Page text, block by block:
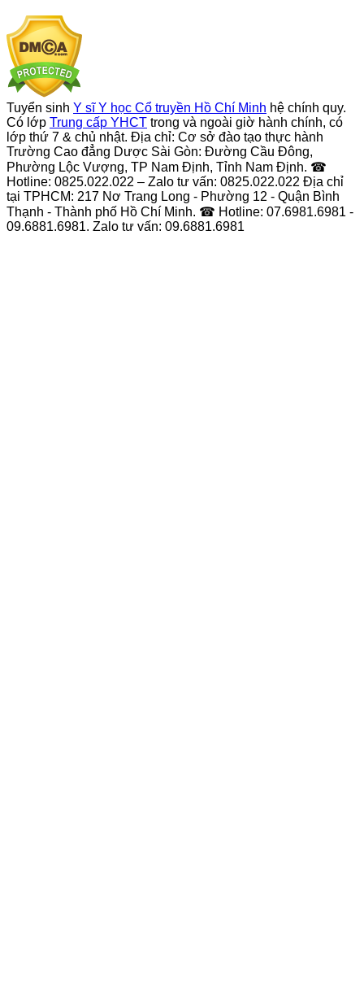
Tuyển sinh Y sĩ Y học Cổ truyền Hồ Chí Minh hệ chính quy.
Có lớp Trung cấp YHCT trong và ngoài giờ hành chính, có
lớp thứ 7 & chủ nhật. Địa chỉ: Cơ sở đào tạo thực hành
Trường Cao đẳng Dược Sài Gòn: Đường Cầu Đông,
Phường Lộc Vượng, TP Nam Định, Tỉnh Nam Định. ☎
Hotline: 0825.022.022 – Zalo tư vấn: 0825.022.022 Địa chỉ
tại TPHCM: 217 Nơ Trang Long - Phường 12 - Quận Bình
Thạnh - Thành phố Hồ Chí Minh. ☎ Hotline: 07.6981.6981 -
09.6881.6981. Zalo tư vấn: 09.6881.6981